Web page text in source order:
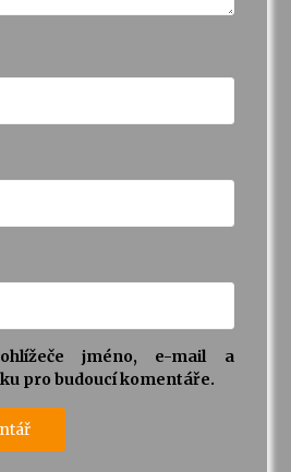
jméno, e-mail a
pro budoucí komentáře.